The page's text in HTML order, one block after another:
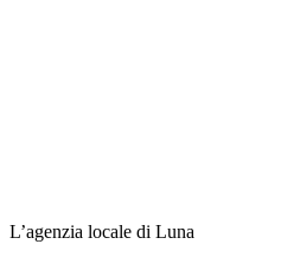
L’agenzia locale di Luna